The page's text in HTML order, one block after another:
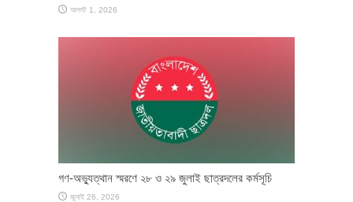
আগস্ট 1, 2026
গণ-অভ্যুত্থান স্মরণে ২৮ ও ২৯ জুলাই ছাত্রদলের কর্মসূচি
জুলাই 26, 2026